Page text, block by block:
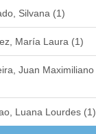
Silvana (1)
María Laura (1)
Juan Maximiliano
Luana Lourdes (1)